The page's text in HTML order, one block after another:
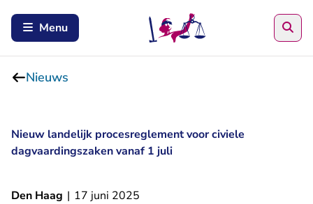
Menu
Nieuws
Nieuw landelijk procesreglement voor civiele
dagvaardingszaken vanaf 1 juli
Den Haag | 17 juni 2025